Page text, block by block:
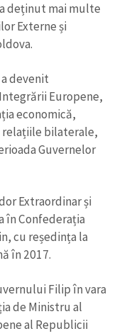
ZdG
deținut mai multe
Externe și
devenit
Europene,
economică,
relațiile bilaterale,
Guvernelor
Extraordinar și
în Confederația
cu reședința la
în 2017.
Filip în vara
de Ministru al
al Republicii